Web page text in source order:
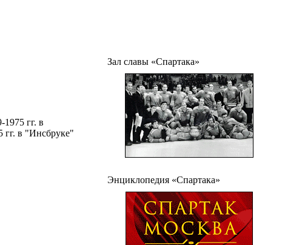
гг. в
гг. в "Инсбруке"
Зал славы «Спартака»
Энциклопедия «Спартака»